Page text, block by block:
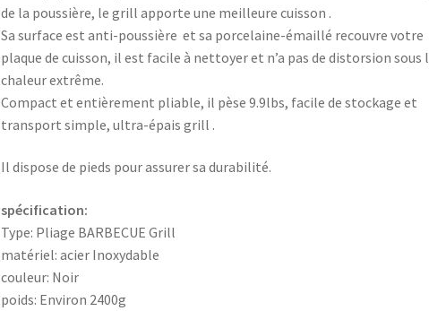
de la poussière, le grill apporte une meilleure cuisson .
Sa surface est anti-poussière et sa porcelaine-émaillé recouvre votre
plaque de cuisson, il est facile à nettoyer et n’a pas de distorsion sous
chaleur extrême.
Compact et entièrement pliable, il pèse 9.9lbs, facile de stockage et
transport simple, ultra-épais grill .
Il dispose de pieds pour assurer sa durabilité.
spécification:
Type: Pliage BARBECUE Grill
matériel: acier Inoxydable
couleur: Noir
poids: Environ 2400g